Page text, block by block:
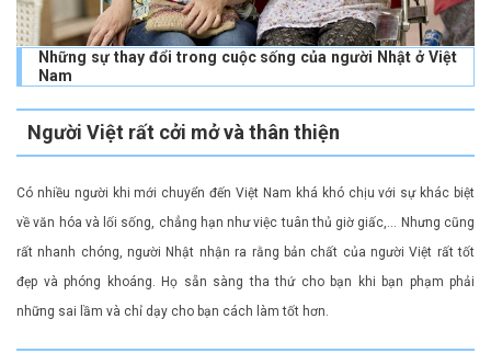
Những sự thay đổi trong cuộc sống của người Nhật ở Việt
Nam
Người Việt rất cởi mở và thân thiện
Có nhiều người khi mới chuyển đến Việt Nam khá khó chịu với sự khác biệt
về văn hóa và lối sống, chẳng hạn như việc tuân thủ giờ giấc,… Nhưng cũng
rất nhanh chóng, người Nhật nhận ra rằng bản chất của người Việt rất tốt
đẹp và phóng khoáng. Họ sẵn sàng tha thứ cho bạn khi bạn phạm phải
những sai lầm và chỉ dạy cho bạn cách làm tốt hơn.